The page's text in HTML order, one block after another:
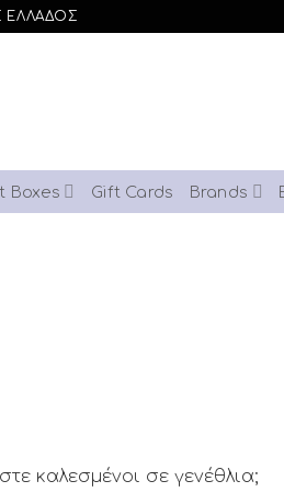
ΕΛΛΑΔΟΣ
Boxes Gift Cards Brands
καλεσμένοι σε γενέθλια;